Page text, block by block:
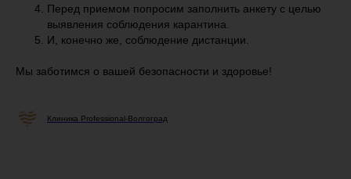
Перед приемом попросим заполнить анкету с целью
выявления соблюдения карантина.
И, конечно же, соблюдение дистанции.
Мы заботимся о вашей безопасности и здоровье!
Клиника Professional-Волгоград